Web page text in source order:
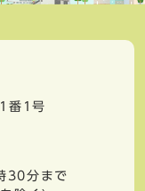
番1号
30分まで